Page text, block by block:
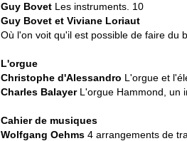
Guy Bovet Les instruments. 10
Guy Bovet et Viviane Loriaut
Où l'on voit qu'il est possible de faire du
L'orgue
Christophe d'Alessandro L'orgue et
Charles BalayerL'orgue Hammond, un
Cahier de musiques
Wolfgang Oehms 4 arrangements de